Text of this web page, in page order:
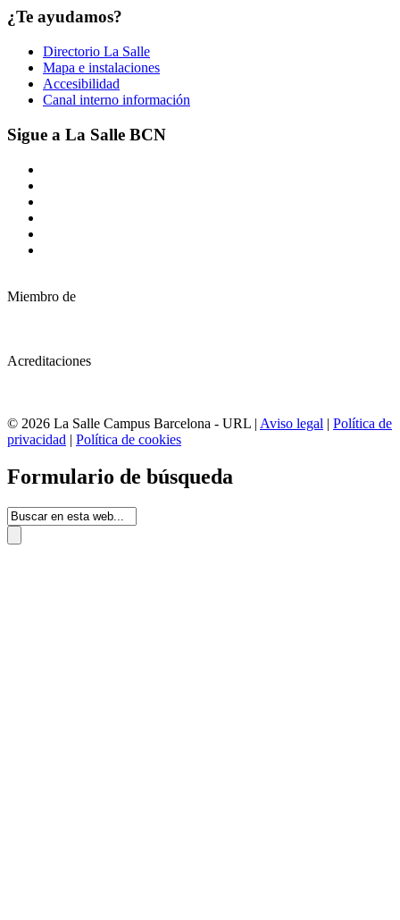
¿Te ayudamos?
Directorio La Salle
Mapa e instalaciones
Accesibilidad
Canal interno información
Sigue a La Salle BCN
Miembro de
Acreditaciones
© 2026 La Salle Campus Barcelona - URL | Aviso legal | Política de
privacidad | Política de cookies
Formulario de búsqueda